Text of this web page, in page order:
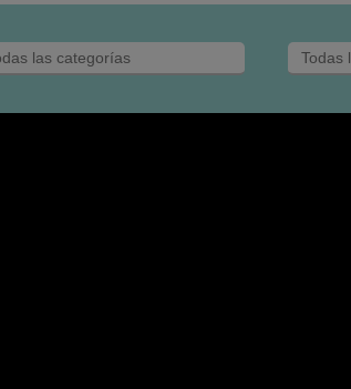
MURCIA
Restaurantes en
Murcia
30004 MURCIA